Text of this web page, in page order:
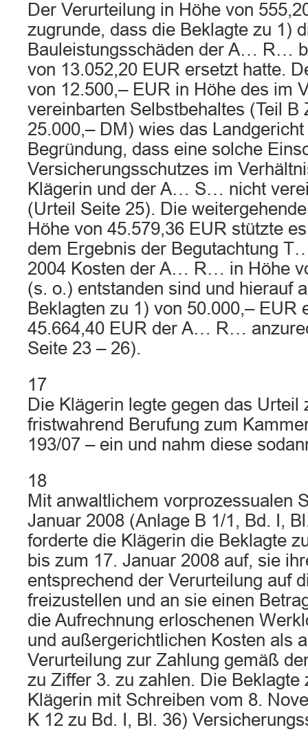
Der Verurteilung in Höhe von
zugrunde, dass die Beklagte zu 1)
Bauleistungsschäden der A… R…
von 13.052,20 EUR ersetzt hatte.
von 12.500,– EUR in Höhe des im
vereinbarten Selbstbehaltes (Teil B
25.000,– DM) wies das
Begründung, dass eine solche
Versicherungsschutzes im
Klägerin und der A… S… nicht
(Urteil Seite 25). Die
Höhe von 45.579,36 EUR stützte
dem Ergebnis der Begutachtung
2004 Kosten der A… R… in Höhe
(s. o.) entstanden sind und hierauf
Beklagten zu 1) von 50.000,– EUR
45.664,40 EUR der A… R…
Seite 23 – 26).
17
Die Klägerin legte gegen das Urteil
fristwahrend Berufung zum
193/07 – ein und nahm diese
18
Mit anwaltlichem vorprozessualen
Januar 2008 (Anlage B 1/1, Bd. I,
forderte die Klägerin die Beklagte
bis zum 17. Januar 2008 auf, sie
entsprechend der Verurteilung auf
freizustellen und an sie einen
die Aufrechnung erloschenen
und außergerichtlichen Kosten als
Verurteilung zur Zahlung gemäß
zu Ziffer 3. zu zahlen. Die Beklagte
Klägerin mit Schreiben vom 8.
K 12 zu Bd. I, Bl. 36)